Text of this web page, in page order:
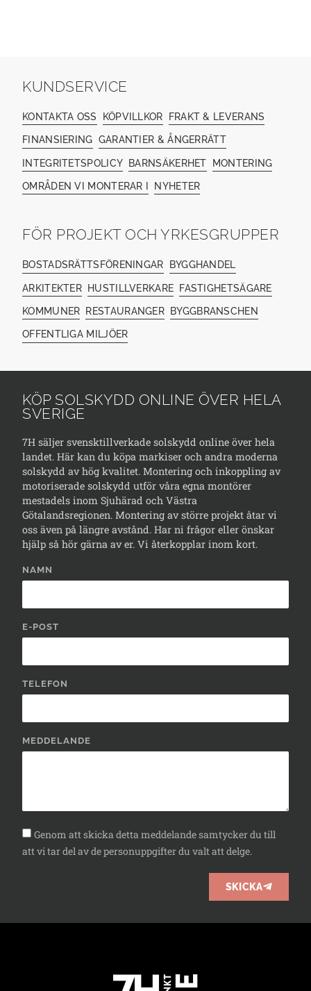
KUNDSERVICE
KONTAKTA OSS KÖPVILLKOR FRAKT & LEVERANS
FINANSIERING GARANTIER & ÅNGERRÄTT
INTEGRITETSPOLICY BARNSÄKERHET MONTERING
OMRÅDEN VI MONTERAR I NYHETER
FÖR PROJEKT OCH YRKESGRUPPER
BOSTADSRÄTTSFÖRENINGAR BYGGHANDEL
ARKITEKTER HUSTILLVERKARE FASTIGHETSÄGARE
KOMMUNER RESTAURANGER BYGGBRANSCHEN
OFFENTLIGA MILJÖER
KÖP SOLSKYDD ONLINE ÖVER HELA
SVERIGE
7H säljer svensktillverkade solskydd online över hela
landet. Här kan du köpa markiser och andra moderna
solskydd av hög kvalitet. Montering och inkoppling av
motoriserade solskydd utför våra egna montörer
mestadels inom Sjuhärad och Västra
Götalandsregionen. Montering av större projekt åtar vi
oss även på längre avstånd. Har ni frågor eller önskar
hjälp så hör gärna av er. Vi återkopplar inom kort.
NAMN
E-POST
TELEFON
MEDDELANDE
Genom att skicka detta meddelande samtycker du till
att vi tar del av de personuppgifter du valt att delge.
SKICKA